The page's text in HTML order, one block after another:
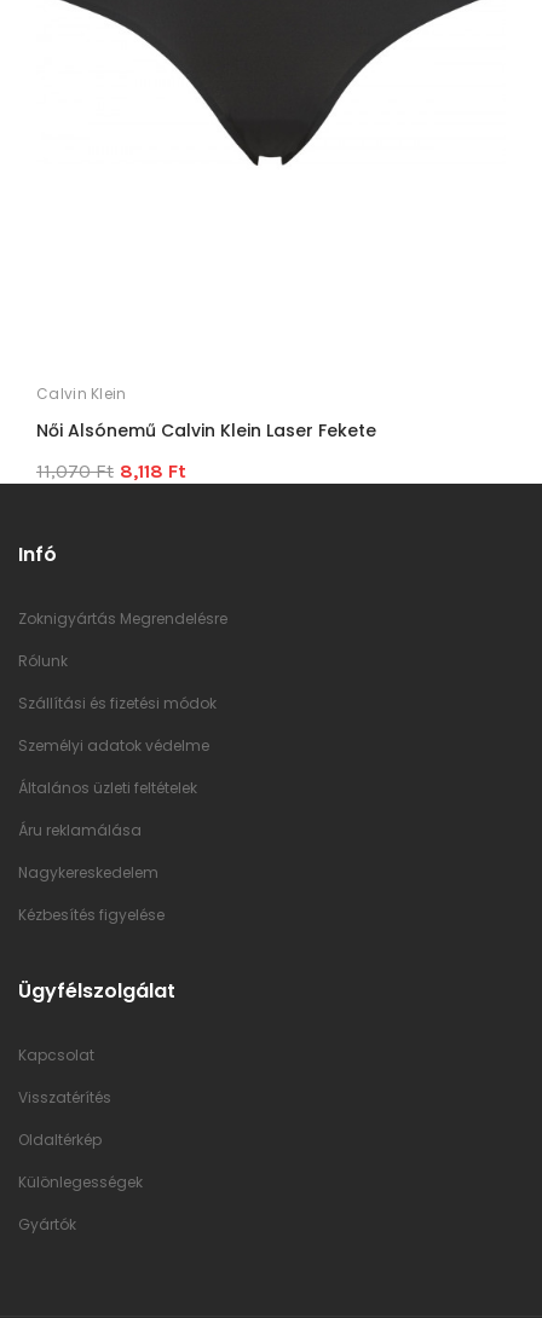
Calvin Klein
Női Alsónemű Calvin Klein Laser Fekete
11,070 Ft 8,118 Ft
Infó
Zoknigyártás Megrendelésre
Rólunk
Szállítási és fizetési módok
Személyi adatok védelme
Általános üzleti feltételek
Áru reklamálása
Nagykereskedelem
Kézbesítés figyelése
Ügyfélszolgálat
Kapcsolat
Visszatérítés
Oldaltérkép
Különlegességek
Gyártók